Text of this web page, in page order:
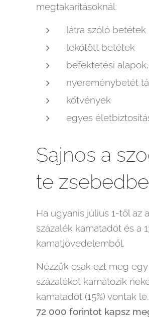
megtakarításoknál:
látra szóló betétek
lekötött betétek
befektetési
nyereménybetét
kötvények
egyes
Sajnos a
te
Ha ugyanis július 1-től az
százalék kamatadót és a
kamatjövedelemből.
Nézzük csak ezt meg
százalékot kamatozik
kamatadót (15%) vontak
72 000 forintot kapsz